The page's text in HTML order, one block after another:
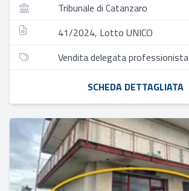
Tribunale di Catanzaro
41/2024, Lotto UNICO
Vendita delegata professionista
SCHEDA DETTAGLIATA